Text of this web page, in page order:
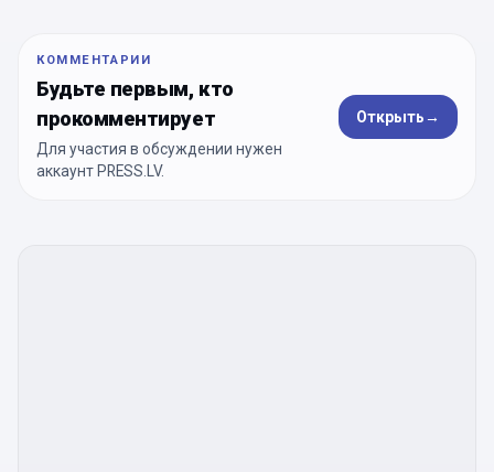
КОММЕНТАРИИ
Будьте первым, кто
прокомментирует
Для участия в обсуждении нужен
аккаунт PRESS.LV.
Открыть→